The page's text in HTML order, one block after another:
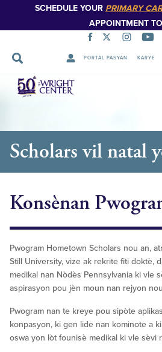
SCHEDULE YOUR PRIMARY
APPOINTMENT
PORTAL PASYAN KARYE
Sote
Navigasyon
Scholars vil natal
Konsènan
Pwogram Hometown Scholars nou an,
Still University, vize ak rekrite fiti doktè,
medikal nan Nòdès Pennsylvania ki vle
aspirasyon pou jèn moun nan rejyon
Pwogram nan te kreye pou sipòte
konpasyon, ki gen lide nan kominote a
oswa yon lòt founisè medikal ki vle sèvi